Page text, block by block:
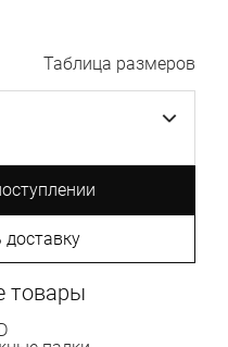
Таблица размеров
доставку
товары